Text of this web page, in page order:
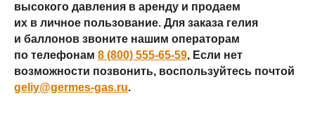
высокого давления в аренду и продаем
их в личное пользование. Для заказа гелия
и баллонов звоните нашим операторам
по телефонам 8 (800) 555-65-59, Если нет
возможности позвонить, воспользуйтесь почтой
geliy@germes-gas.ru.